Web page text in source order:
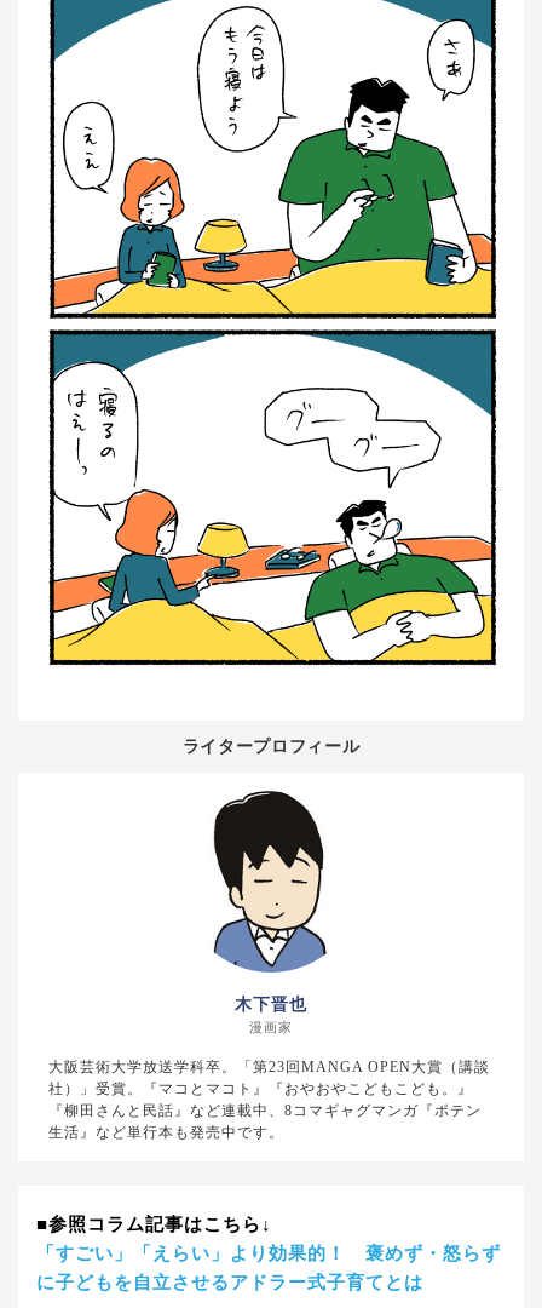
ライタープロフィール
木下晋也
漫画家
大阪芸術大学放送学科卒。「第23回MANGA OPEN大賞（講談
社）」受賞。『マコとマコト』『おやおやこどもこども。』
『柳田さんと民話』など連載中、8コマギャグマンガ『ポテン
生活』など単行本も発売中です。
■参照コラム記事はこちら↓
「すごい」「えらい」より効果的！ 褒めず・怒らず
に子どもを自立させるアドラー式子育てとは